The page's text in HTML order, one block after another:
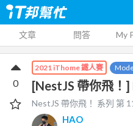
文章 問答 My
2021 iThome 鐵人賽
[NestJS 帶你飛！
NestJS 帶你飛！ 系列 第
HAO
0